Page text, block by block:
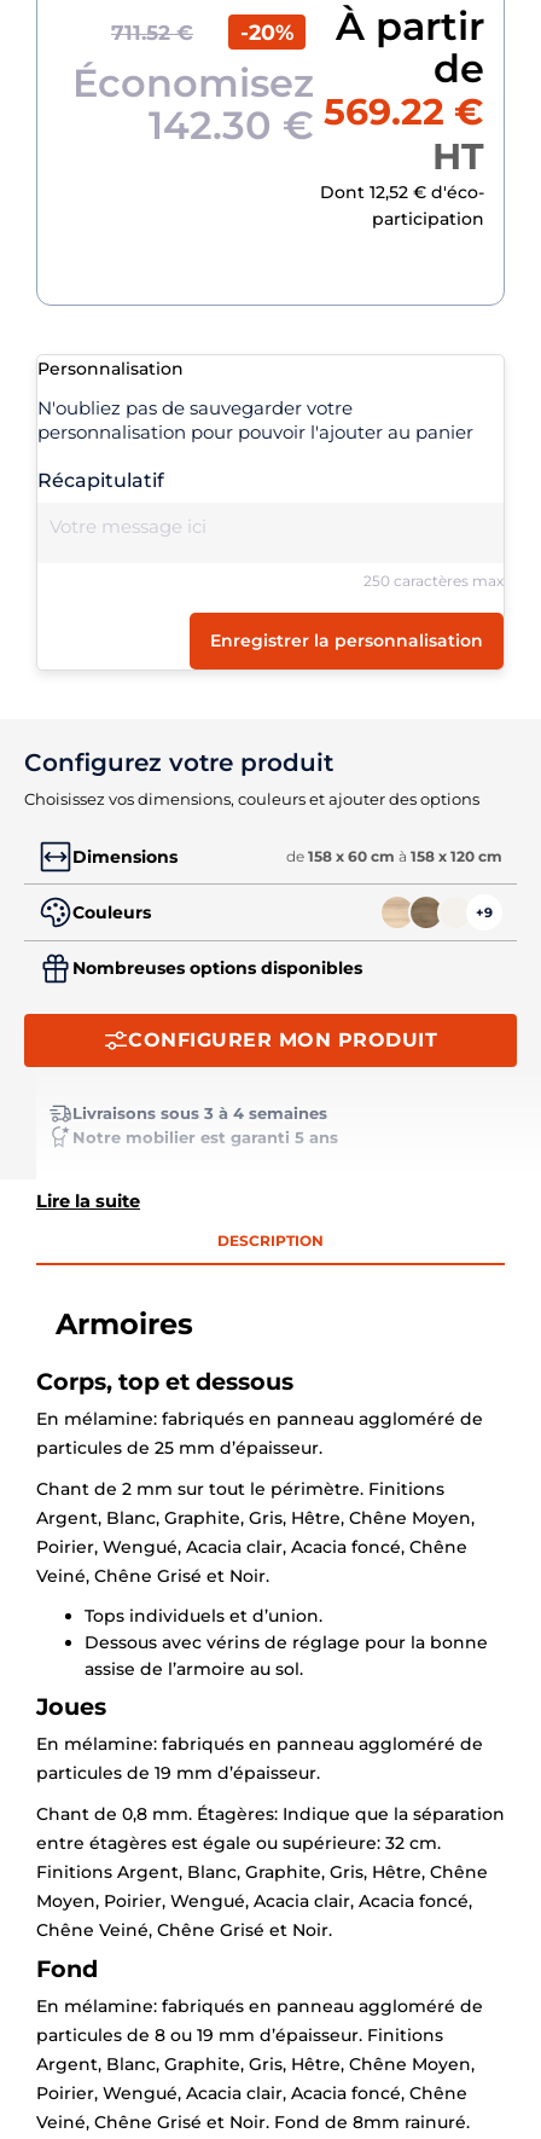
Demande de rappel ×
Lire la suite
711.52 € -20%
Économisez
142.30 €
À partir
de
569.22 €
HT
Dont 12,52 € d'éco-
participation
Personnalisation
N'oubliez pas de sauvegarder votre
personnalisation pour pouvoir l'ajouter au panier
Récapitulatif
250 caractères max
Enregistrer la personnalisation
Configurez votre produit
Choisissez vos dimensions, couleurs et ajouter des options
Dimensions de 158 x 60 cm à 158 x 120 cm
Couleurs +9
Nombreuses options disponibles
CONFIGURER MON PRODUIT
Livraisons sous 3 à 4 semaines
Notre mobilier est garanti 5 ans
DESCRIPTION
Armoires
Corps, top et dessous
En mélamine: fabriqués en panneau aggloméré de
particules de 25 mm d’épaisseur.
Chant de 2 mm sur tout le périmètre. Finitions
Argent, Blanc, Graphite, Gris, Hêtre, Chêne Moyen,
Poirier, Wengué, Acacia clair, Acacia foncé, Chêne
Veiné, Chêne Grisé et Noir.
Tops individuels et d’union.
Dessous avec vérins de réglage pour la bonne
assise de l’armoire au sol.
Joues
En mélamine: fabriqués en panneau aggloméré de
particules de 19 mm d’épaisseur.
Chant de 0,8 mm. Étagères: Indique que la séparation
entre étagères est égale ou supérieure: 32 cm.
Finitions Argent, Blanc, Graphite, Gris, Hêtre, Chêne
Moyen, Poirier, Wengué, Acacia clair, Acacia foncé,
Chêne Veiné, Chêne Grisé et Noir.
Fond
En mélamine: fabriqués en panneau aggloméré de
particules de 8 ou 19 mm d’épaisseur. Finitions
Argent, Blanc, Graphite, Gris, Hêtre, Chêne Moyen,
Poirier, Wengué, Acacia clair, Acacia foncé, Chêne
Veiné, Chêne Grisé et Noir. Fond de 8mm rainuré.